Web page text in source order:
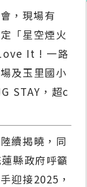
，現場有
「星空煙火
It ! 一路
及玉里國小
STAY，超c
續揭曉，同
縣政府呼籲
迎接2025，